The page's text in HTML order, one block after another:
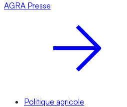
AGRA Presse
Politique agricole